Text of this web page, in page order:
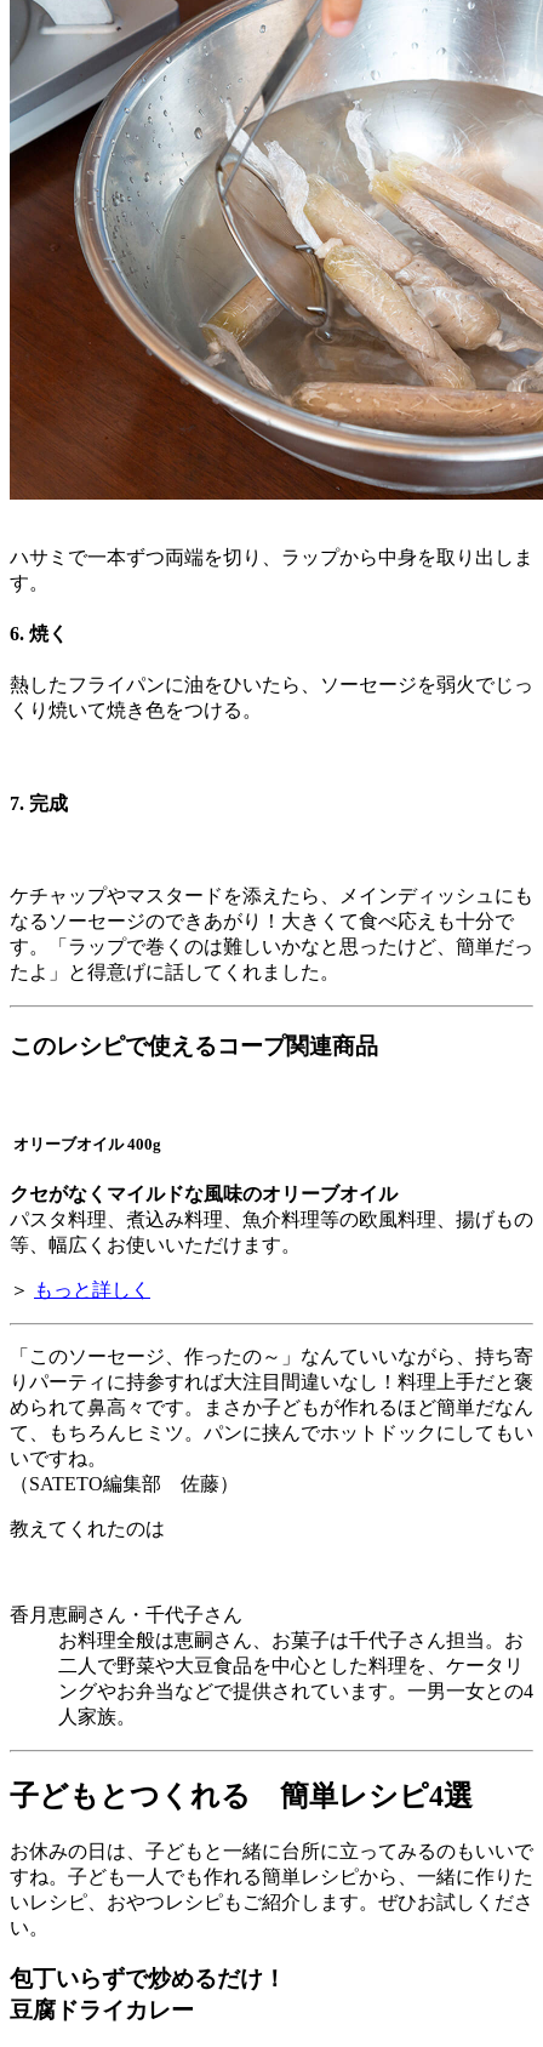
ハサミで一本ずつ両端を切り、ラップから中身を取り出しま
す。
6. 焼く
熱したフライパンに油をひいたら、ソーセージを弱火でじっ
くり焼いて焼き色をつける。
7. 完成
ケチャップやマスタードを添えたら、メインディッシュにも
なるソーセージのできあがり！大きくて食べ応えも十分で
す。「ラップで巻くのは難しいかなと思ったけど、簡単だっ
たよ」と得意げに話してくれました。
このレシピで使えるコープ関連商品
オリーブオイル 400g
クセがなくマイルドな風味のオリーブオイル
パスタ料理、煮込み料理、魚介料理等の欧風料理、揚げもの
等、幅広くお使いいただけます。
＞ もっと詳しく
「このソーセージ、作ったの～」なんていいながら、持ち寄
りパーティに持参すれば大注目間違いなし！料理上手だと褒
められて鼻高々です。まさか子どもが作れるほど簡単だなん
て、もちろんヒミツ。パンに挟んでホットドックにしてもい
いですね。
（SATETO編集部 佐藤）
教えてくれたのは
香月恵嗣さん・千代子さん
お料理全般は恵嗣さん、お菓子は千代子さん担当。お
二人で野菜や大豆食品を中心とした料理を、ケータリ
ングやお弁当などで提供されています。一男一女との4
人家族。
子どもとつくれる 簡単レシピ4選
お休みの日は、子どもと一緒に台所に立ってみるのもいいで
すね。子ども一人でも作れる簡単レシピから、一緒に作りた
いレシピ、おやつレシピもご紹介します。ぜひお試しくださ
い。
包丁いらずで炒めるだけ！
豆腐ドライカレー